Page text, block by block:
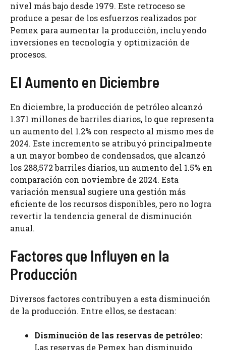
nivel más bajo desde 1979. Este retroceso se
produce a pesar de los esfuerzos realizados por
Pemex para aumentar la producción, incluyendo
inversiones en tecnología y optimización de
procesos.
El Aumento en Diciembre
En diciembre, la producción de petróleo alcanzó
1.371 millones de barriles diarios, lo que representa
un aumento del 1.2% con respecto al mismo mes de
2024. Este incremento se atribuyó principalmente
a un mayor bombeo de condensados, que alcanzó
los 288,572 barriles diarios, un aumento del 1.5% en
comparación con noviembre de 2024. Esta
variación mensual sugiere una gestión más
eficiente de los recursos disponibles, pero no logra
revertir la tendencia general de disminución
anual.
Factores que Influyen en la
Producción
Diversos factores contribuyen a esta disminución
de la producción. Entre ellos, se destacan:
Disminución de las reservas de petróleo:
Las reservas de Pemex han disminuido